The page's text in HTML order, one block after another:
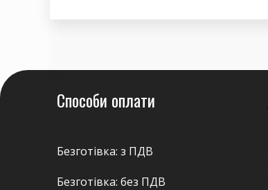
Способи оплати
Безготівка: з ПДВ
Безготівка: без ПДВ